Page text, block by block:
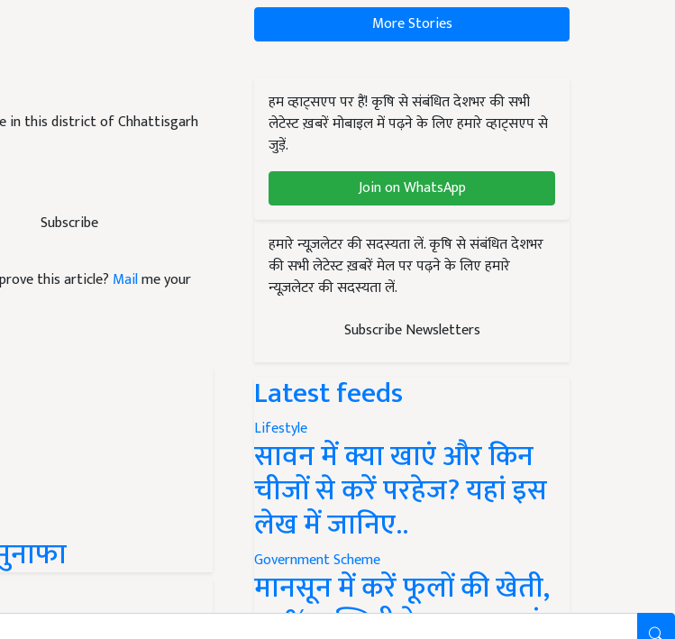
Subscribe
in this district of Chhattisgarh
this article? Mailme your
More Stories
हम व्हाट्सएप पर हैं! कृषि से संबंधित देशभर की सभी
लेटेस्ट ख़बरें मोबाइल में पढ़ने के लिए हमारे व्हाट्सएप से
जुड़ें.
Join on WhatsApp
हमारे न्यूज़लेटर की सदस्यता लें. कृषि से संबंधित देशभर
की सभी लेटेस्ट ख़बरें मेल पर पढ़ने के लिए हमारे
न्यूज़लेटर की सदस्यता लें.
Subscribe Newsletters
Latest feeds
Lifestyle
सावन में क्या खाएं और किन
चीजों से करें परहेज? यहां इस
लेख में जानिए..
Government Scheme
मानसून में करें फूलों की खेती,
50% सब्सिडी के साथ कमाएं